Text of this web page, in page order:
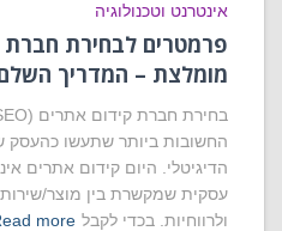
אינטרנט וטכנולוגיה
פרמטרים לבחירת חברת
מומלצת – המדריך
החשובות ביותר שתעשו
הדיגיטלי. היום קידום אתרים
עסקית שמקשרת בין מוצר/
ולרווחיות. בכדי לקבל more…